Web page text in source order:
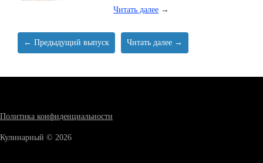
Читать далее →
← Предыдущий выпуск Читать далее →
Политика конфиденциальности
Кулинарный © 2026